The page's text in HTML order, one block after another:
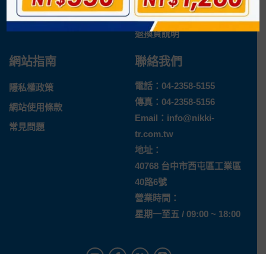
最新消息
運送方式
退換貨說明
網站指南
隱私權政策
網站使用條款
常見問題
聯絡我們
電話： 04-2358-5155
傳真：04-2358-5156
Email： info@nikki-
tr.com.tw
地址：
40768 台中市西屯區工業區
40路6號
營業時間：
星期一至五 / 09:00 ~ 18:00